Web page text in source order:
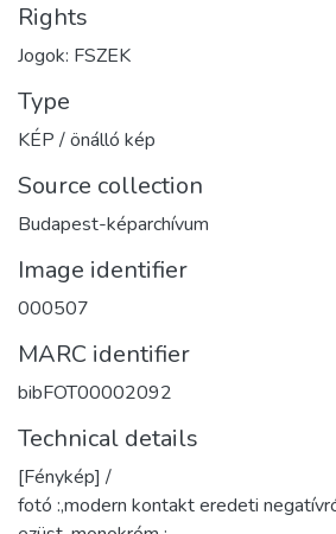
Rights
Jogok: FSZEK
Type
KÉP / önálló kép
Source collection
Budapest-képarchívum
Image identifier
000507
MARC identifier
bibFOT00002092
Technical details
[Fénykép] /
fotó :,modern kontakt eredeti